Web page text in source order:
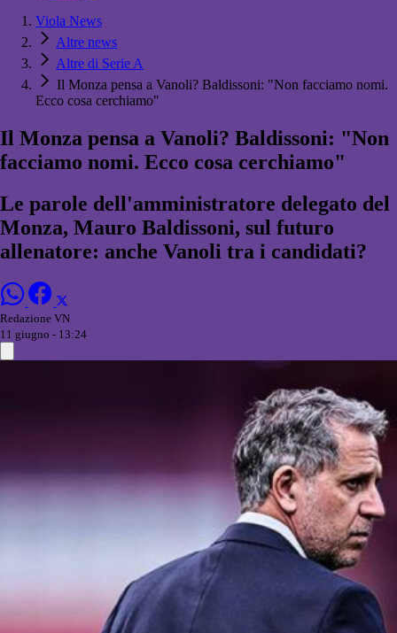
Viola News
Altre news
Altre di Serie A
Il Monza pensa a Vanoli? Baldissoni: "Non facciamo nomi.
Ecco cosa cerchiamo"
Il Monza pensa a Vanoli? Baldissoni: "Non
facciamo nomi. Ecco cosa cerchiamo"
Le parole dell'amministratore delegato del
Monza, Mauro Baldissoni, sul futuro
allenatore: anche Vanoli tra i candidati?
Redazione VN
11 giugno - 13:24